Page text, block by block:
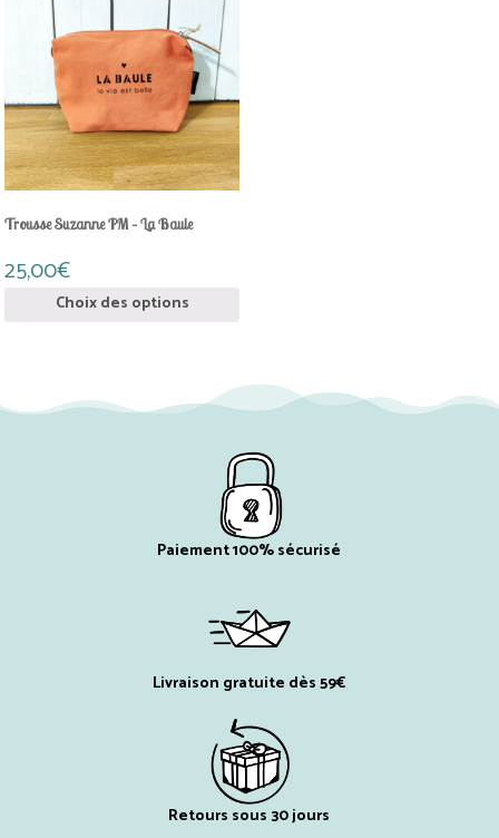
Trousse Suzanne PM – La Baule
25,00€
Choix des options
plusieurs
variations.
peuvent
être
choisies
sur
la
page
produit
Paiement 100% sécurisé
Livraison gratuite dès 59€
Retours sous 30 jours